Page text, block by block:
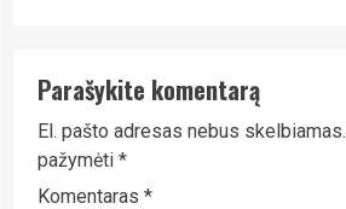
Parašykite komentarą
El. pašto adresas nebus skelbiamas.
pažymėti *
Komentaras *